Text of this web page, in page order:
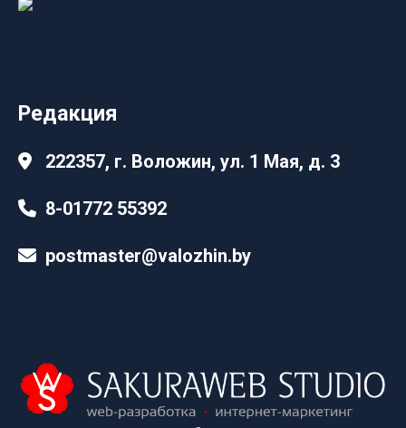
Редакция
222357, г. Воложин, ул. 1 Мая, д. 3
8-01772 55392
postmaster@valozhin.by